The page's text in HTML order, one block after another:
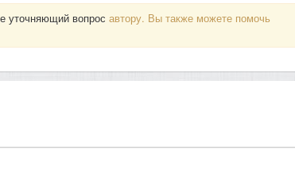
уточняющий вопрос автору. Вы также можете помочь